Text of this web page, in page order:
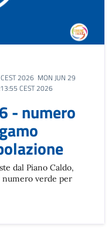
2026 MON JUN 29
CEST 2026
- numero
dal Piano Caldo,
numero verde per